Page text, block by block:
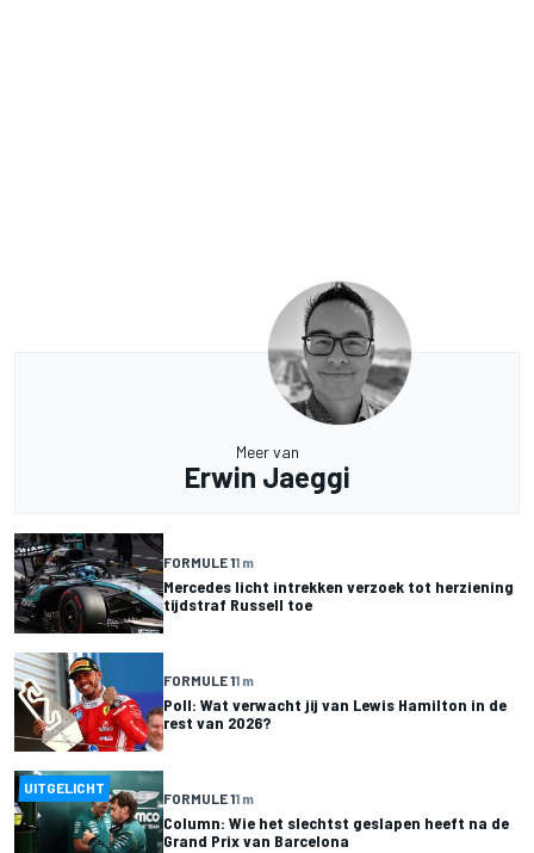
Meer van
Erwin Jaeggi
FORMULE 11 m
Mercedes licht intrekken verzoek tot herziening
tijdstraf Russell toe
FORMULE 11 m
Poll: Wat verwacht jij van Lewis Hamilton in de
rest van 2026?
UITGELICHT
FORMULE 11 m
Column: Wie het slechtst geslapen heeft na de
Grand Prix van Barcelona